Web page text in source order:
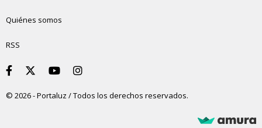
Quiénes somos
RSS
© 2026 - Portaluz / Todos los derechos reservados.